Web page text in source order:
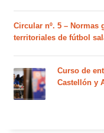
Circular nº. 5 – Normas
territoriales de fútbol
Curso de
Castellón y